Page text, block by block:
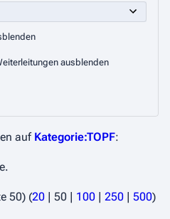
ausblenden
auf Kategorie:TOPF:
50) (20 50 100 250 500)